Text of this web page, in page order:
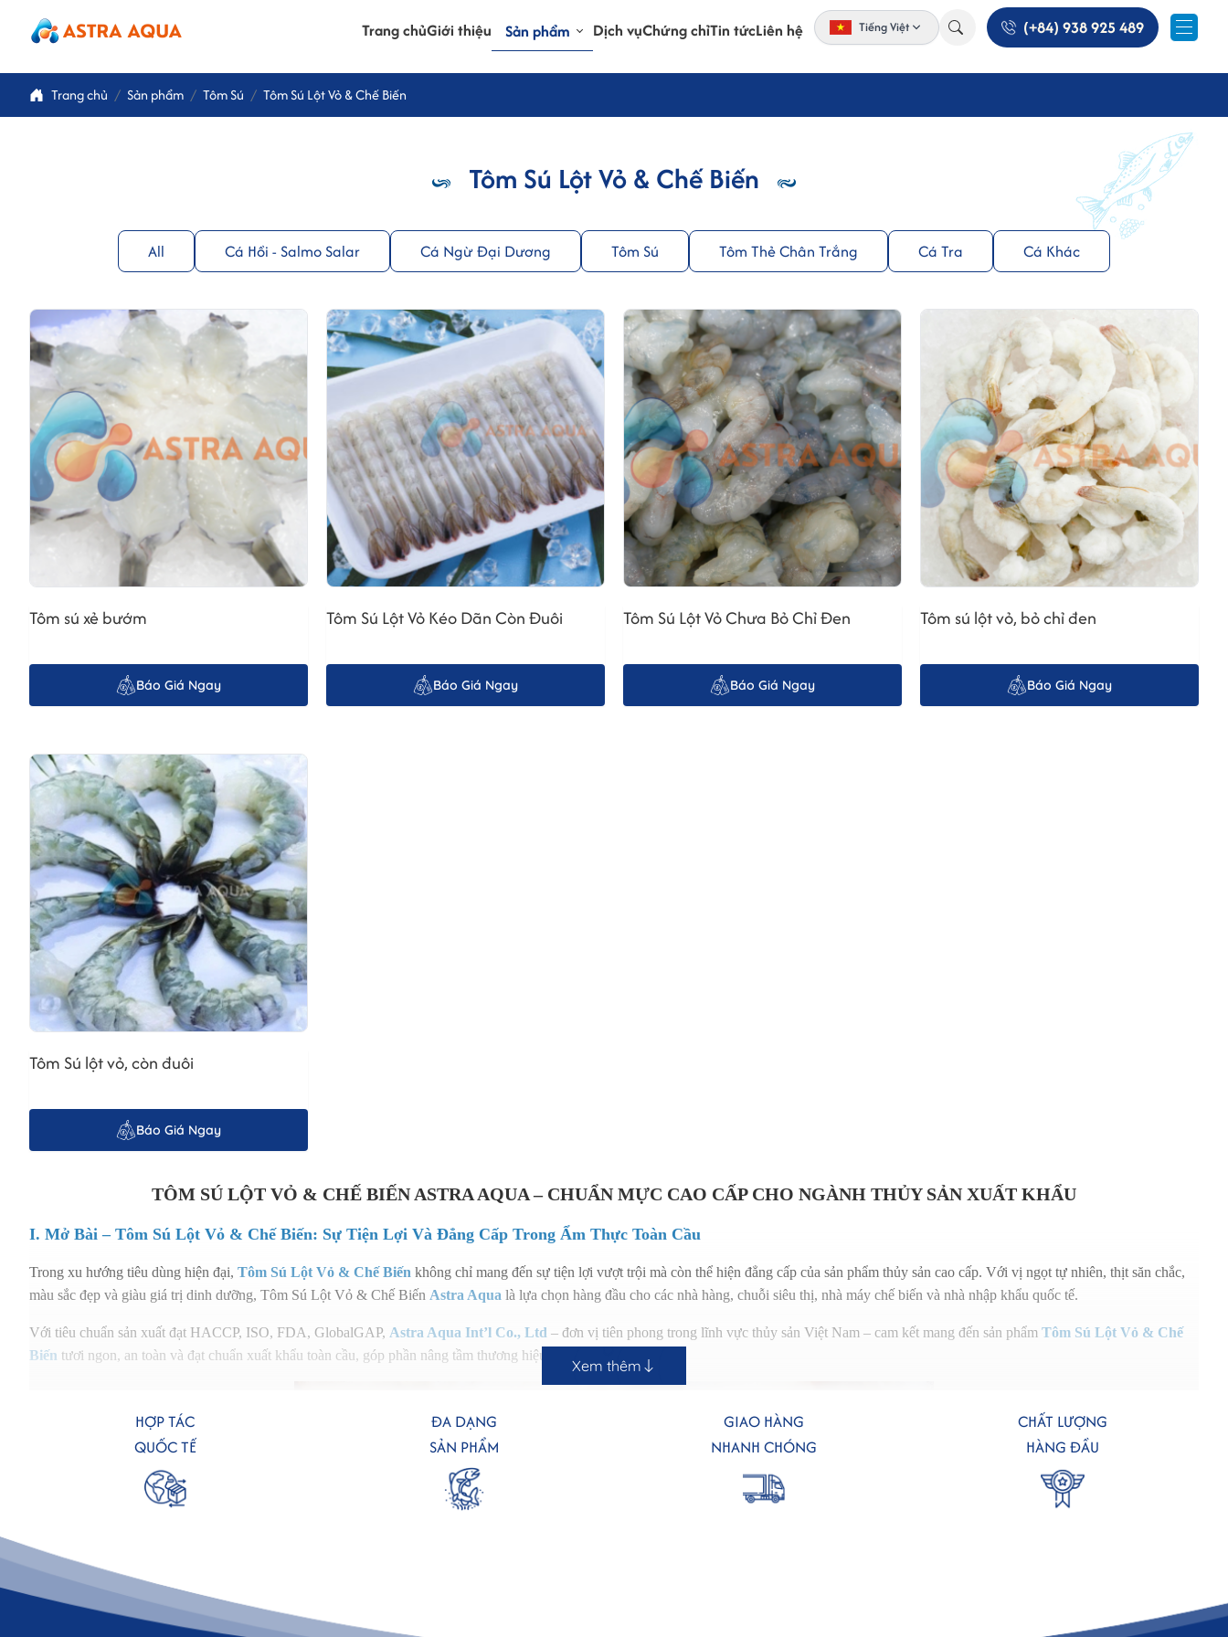
Trang chủGiới thiệu Sản phẩm Dịch vụChứng chỉTin tứcLiên hệ Tiếng Việt (+84) 938 925 489
Trang chủ Sản phẩm Tôm Sú Tôm Sú Lột Vỏ & Chế Biến
Tôm Sú Lột Vỏ & Chế Biến
All Cá Hồi - Salmo Salar Cá Ngừ Đại Dương Tôm Sú Tôm Thẻ Chân Trắng Cá Tra Cá Khác
Tôm sú xẻ bướm
Báo Giá Ngay
Tôm Sú Lột Vỏ Kéo Dãn Còn Đuôi
Báo Giá Ngay
Tôm Sú Lột Vỏ Chưa Bỏ Chỉ Đen
Báo Giá Ngay
Tôm sú lột vỏ, bỏ chỉ đen
Báo Giá Ngay
Tôm Sú lột vỏ, còn đuôi
Báo Giá Ngay
TÔM SÚ LỘT VỎ & CHẾ BIẾN ASTRA AQUA – CHUẨN MỰC CAO CẤP CHO NGÀNH THỦY SẢN XUẤT KHẨU
I. Mở Bài – Tôm Sú Lột Vỏ & Chế Biến: Sự Tiện Lợi Và Đẳng Cấp Trong Ẩm Thực Toàn Cầu
Trong xu hướng tiêu dùng hiện đại, Tôm Sú Lột Vỏ & Chế Biến không chỉ mang đến sự tiện lợi vượt trội mà còn thể hiện đẳng cấp của sản phẩm thủy sản cao cấp. Với vị ngọt tự nhiên, thịt săn chắc,
màu sắc đẹp và giàu giá trị dinh dưỡng, Tôm Sú Lột Vỏ & Chế Biến Astra Aqua là lựa chọn hàng đầu cho các nhà hàng, chuỗi siêu thị, nhà máy chế biến và nhà nhập khẩu quốc tế.
Với tiêu chuẩn sản xuất đạt HACCP, ISO, FDA, GlobalGAP, Astra Aqua Int’l Co., Ltd – đơn vị tiên phong trong lĩnh vực thủy sản Việt Nam – cam kết mang đến sản phẩm Tôm Sú Lột Vỏ & Chế
Biến tươi ngon, an toàn và đạt chuẩn xuất khẩu toàn cầu, góp phần nâng tầm thương hiệu thủy sản Việt Nam.
Xem thêm
HỢP TÁC
QUỐC TẾ
ĐA DẠNG
SẢN PHẨM
GIAO HÀNG
NHANH CHÓNG
CHẤT LƯỢNG
HÀNG ĐẦU